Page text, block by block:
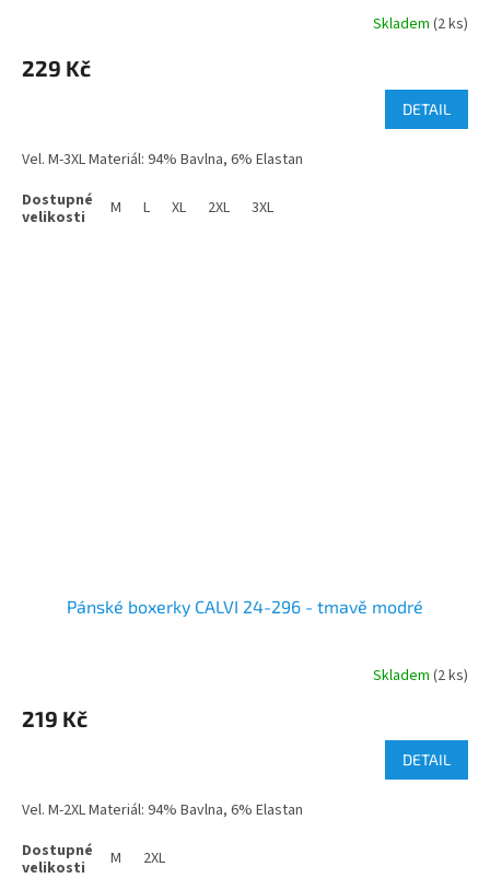
Skladem (2 ks)
229 Kč
DETAIL
Vel. M-3XL Materiál: 94% Bavlna, 6% Elastan
M L XL 2XL 3XL
Pánské boxerky CALVI 24-296 - tmavě modré
Skladem (2 ks)
219 Kč
DETAIL
Vel. M-2XL Materiál: 94% Bavlna, 6% Elastan
M 2XL